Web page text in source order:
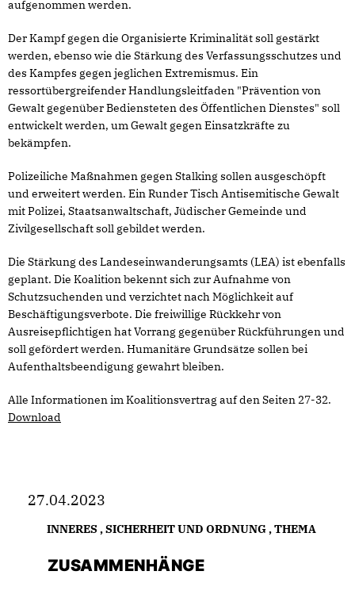
aufgenommen werden.
Der Kampf gegen die Organisierte Kriminalität soll gestärkt
werden, ebenso wie die Stärkung des Verfassungsschutzes und
des Kampfes gegen jeglichen Extremismus. Ein
ressortübergreifender Handlungsleitfaden "Prävention von
Gewalt gegenüber Bediensteten des Öffentlichen Dienstes" soll
entwickelt werden, um Gewalt gegen Einsatzkräfte zu
bekämpfen.
Polizeiliche Maßnahmen gegen Stalking sollen ausgeschöpft
und erweitert werden. Ein Runder Tisch Antisemitische Gewalt
mit Polizei, Staatsanwaltschaft, Jüdischer Gemeinde und
Zivilgesellschaft soll gebildet werden.
Die Stärkung des Landeseinwanderungsamts (LEA) ist ebenfalls
geplant. Die Koalition bekennt sich zur Aufnahme von
Schutzsuchenden und verzichtet nach Möglichkeit auf
Beschäftigungsverbote. Die freiwillige Rückkehr von
Ausreisepflichtigen hat Vorrang gegenüber Rückführungen und
soll gefördert werden. Humanitäre Grundsätze sollen bei
Aufenthaltsbeendigung gewahrt bleiben.
Alle Informationen im Koalitionsvertrag auf den Seiten 27-32.
Download
27.04.2023
INNERES ,SICHERHEIT UND ORDNUNG,THEMA
ZUSAMMENHÄNGE